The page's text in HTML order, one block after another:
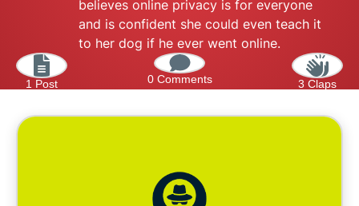
believes online privacy is for everyone
and is confident she could even teach it
to her dog if he ever went online.
1 Post 0 Comments 3 Claps